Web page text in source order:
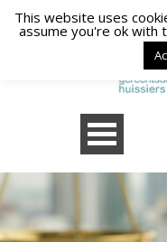
This website uses
assume you're ok with